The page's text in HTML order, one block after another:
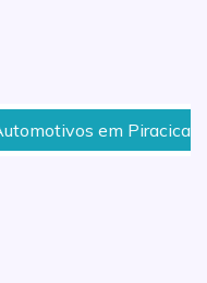
em Piracicaba